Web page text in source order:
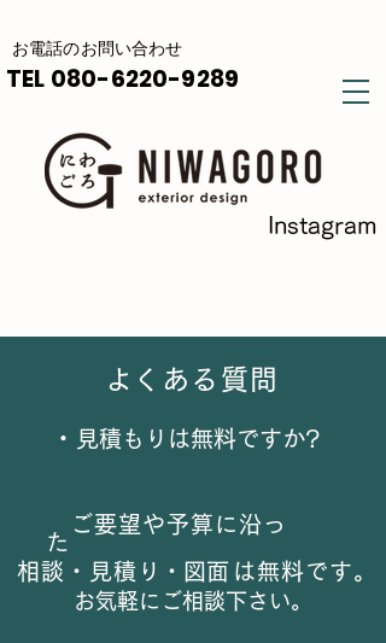
​お電話のお問い合わせ
TEL 080-6220-9289
Instagram
​よくある質問
​・ 見積もりは無料ですか?
​ ご要望や予算に沿っ
た
相談・見積 り・図面は無料です。
​お気軽にご相談下さい。